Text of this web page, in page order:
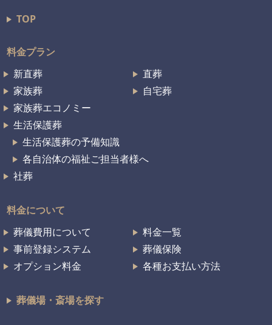
TOP
料金プラン
新直葬
直葬
家族葬
自宅葬
家族葬エコノミー
生活保護葬
生活保護葬の予備知識
各自治体の福祉ご担当者様へ
社葬
料金について
葬儀費用について
料金一覧
事前登録システム
葬儀保険
オプション料金
各種お支払い方法
葬儀場・斎場を探す